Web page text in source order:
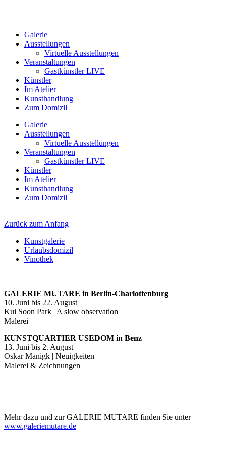
Galerie
Ausstellungen
Virtuelle Ausstellungen
Veranstaltungen
Gastkünstler LIVE
Künstler
Im Atelier
Kunsthandlung
Zum Domizil
Galerie
Ausstellungen
Virtuelle Ausstellungen
Veranstaltungen
Gastkünstler LIVE
Künstler
Im Atelier
Kunsthandlung
Zum Domizil
Zurück zum Anfang
Kunstgalerie
Urlaubsdomizil
Vinothek
GALERIE MUTARE in Berlin-Charlottenburg
10. Juni bis 22. August
Kui Soon Park | A slow observation
Malerei
KUNSTQUARTIER USEDOM in Benz
13. Juni bis 2. August
Oskar Manigk | Neuigkeiten
Malerei & Zeichnungen
Mehr dazu und zur GALERIE MUTARE finden Sie unter
www.galeriemutare.de